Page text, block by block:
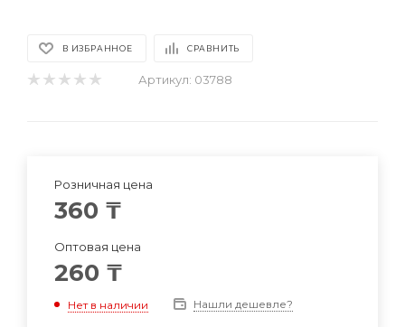
В ИЗБРАННОЕ СРАВНИТЬ
Артикул: 03788
Розничная цена
360 ₸
Оптовая цена
260 ₸
Нет в наличии Нашли дешевле?